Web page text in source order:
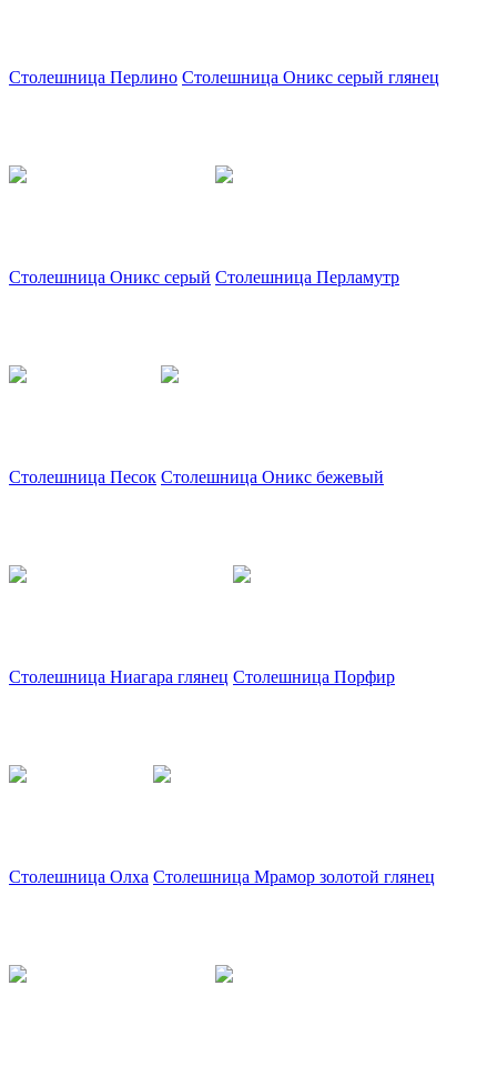
Столешница Перлино Столешница Оникс серый глянец
Столешница Оникс серый Столешница Перламутр
Столешница Песок Столешница Оникс бежевый
Столешница Ниагара глянец Столешница Порфир
Столешница Олха Столешница Мрамор золотой глянец